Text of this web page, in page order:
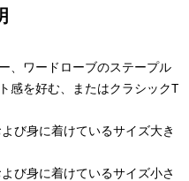
、ワードローブのステープル
感を好む、またはクラシックT
び身に着けているサイズ大き
び身に着けているサイズ小さ